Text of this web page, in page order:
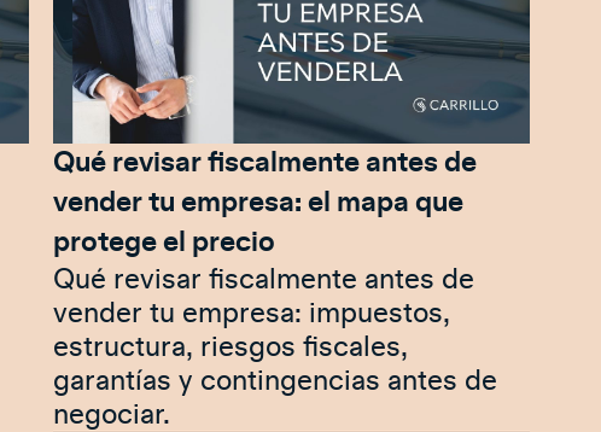
Qué revisar fiscalmente antes de
vender tu empresa: el mapa que
protege el precio
Qué revisar fiscalmente antes de
vender tu empresa: impuestos,
estructura, riesgos fiscales,
garantías y contingencias antes de
negociar.